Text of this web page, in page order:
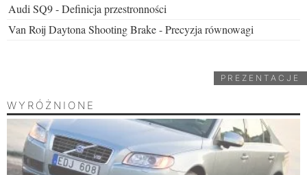
Audi SQ9 - Definicja przestronności
Van Roij Daytona Shooting Brake - Precyzja równowagi
PREZENTACJE
WYRÓŻNIONE